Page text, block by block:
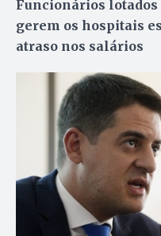
Funcionários
gerem os hospitais
atraso nos salários